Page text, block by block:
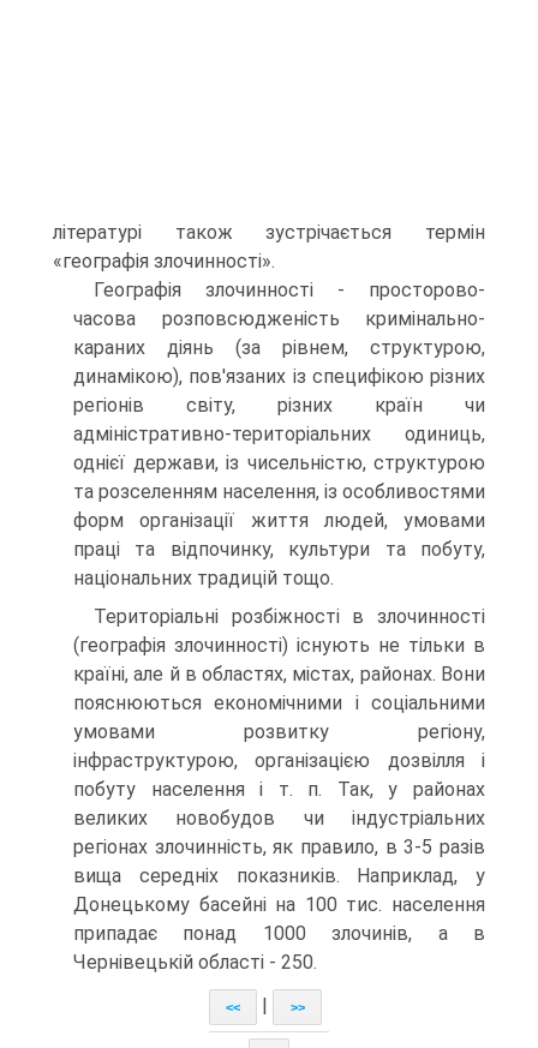
літературі також зустрічається термін
«географія злочинності».
Географія злочинності - просторово-
часова розповсюдженість кримінально-
караних діянь (за рівнем, структурою,
динамікою), пов'язаних із специфікою різних
регіонів світу, різних країн чи
адміністративно-територіальних одиниць,
однієї держави, із чисельністю, структурою
та розселенням населення, із особливостями
форм організації життя людей, умовами
праці та відпочинку, культури та побуту,
національних традицій тощо.
Територіальні розбіжності в злочинності
(географія злочинності) існують не тільки в
країні, але й в областях, містах, районах. Вони
пояснюються економічними і соціальними
умовами розвитку регіону,
інфраструктурою, організацією дозвілля і
побуту населення і т. п. Так, у районах
великих новобудов чи індустріальних
регіонах злочинність, як правило, в 3-5 разів
вища середніх показників. Наприклад, у
Донецькому басейні на 100 тис. населення
припадає понад 1000 злочинів, а в
Чернівецькій області - 250.
<< >>